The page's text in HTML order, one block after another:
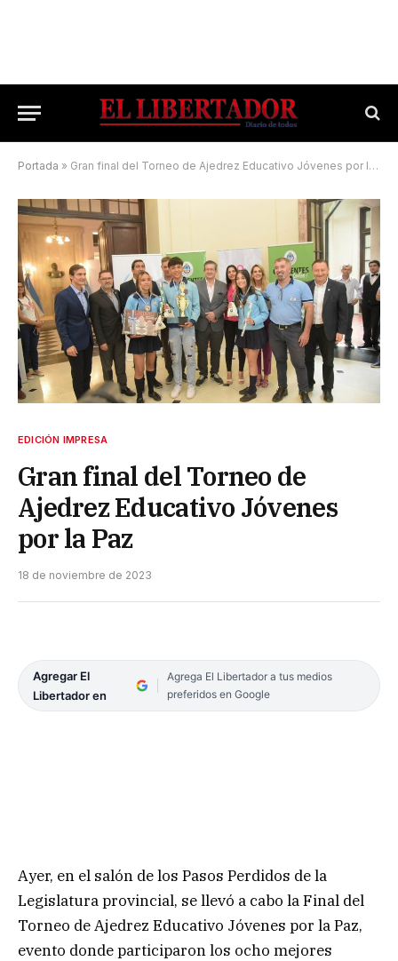
Portada » Gran final del Torneo de Ajedrez Educativo Jóvenes por la Paz
EDICIÓN IMPRESA
Gran final del Torneo de
Ajedrez Educativo Jóvenes
por la Paz
18 de noviembre de 2023
Agregar El
Libertador en
Agrega El Libertador a tus medios
preferidos en Google
Ayer, en el salón de los Pasos Perdidos de la
Legislatura provincial, se llevó a cabo la Final del
Torneo de Ajedrez Educativo Jóvenes por la Paz,
evento donde participaron los ocho mejores